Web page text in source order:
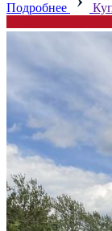
Подробнее